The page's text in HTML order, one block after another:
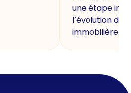
une étape
l’évolution de
immobilière.